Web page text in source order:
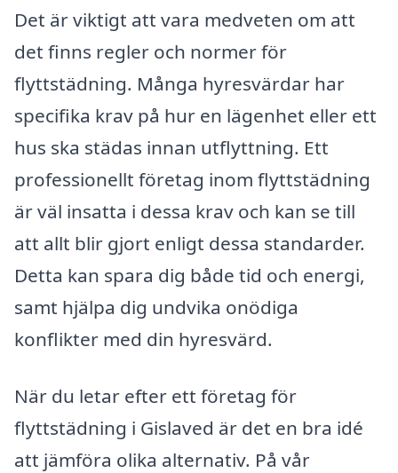
Det är viktigt att vara medveten om att
det finns regler och normer för
flyttstädning. Många hyresvärdar har
specifika krav på hur en lägenhet eller ett
hus ska städas innan utflyttning. Ett
professionellt företag inom flyttstädning
är väl insatta i dessa krav och kan se till
att allt blir gjort enligt dessa standarder.
Detta kan spara dig både tid och energi,
samt hjälpa dig undvika onödiga
konflikter med din hyresvärd.
När du letar efter ett företag för
flyttstädning i Gislaved är det en bra idé
att jämföra olika alternativ. På vår